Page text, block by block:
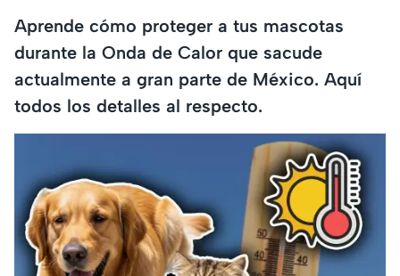
Aprende cómo proteger a tus mascotas
durante la Onda de Calor que sacude
actualmente a gran parte de México. Aquí
todos los detalles al respecto.